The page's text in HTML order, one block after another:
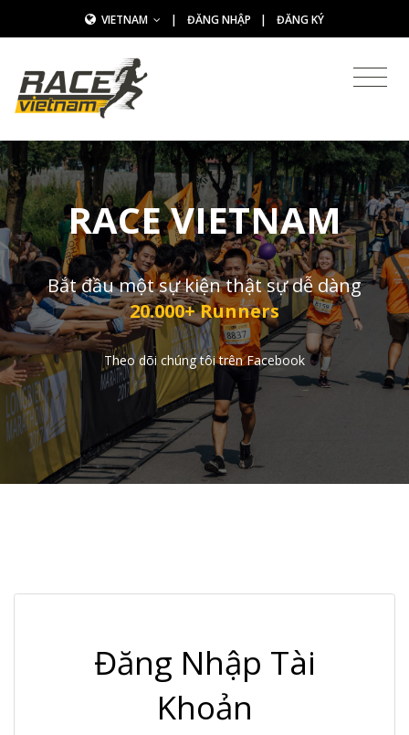
VIETNAM | ĐĂNG NHẬP | ĐĂNG KÝ
RACE VIETNAM
Bắt đầu một sự kiện thật sự dễ dàng
20.000+ Runners
Theo dõi chúng tôi trên Facebook
Đăng Nhập Tài
Khoản